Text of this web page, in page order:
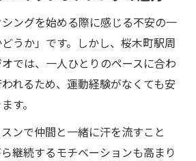
シングで無理なく身体を動かす
ストレス発散キックボクシング
グでストレスを解消するキック
ングを始める際に感じる不安の一
うか」です。しかし、桜木町駅周
では、一人ひとりのペースに合わ
れるため、運動経験がなくても安
す。
ンで仲間と一緒に汗を流すこと
継続するモチベーションも高まり